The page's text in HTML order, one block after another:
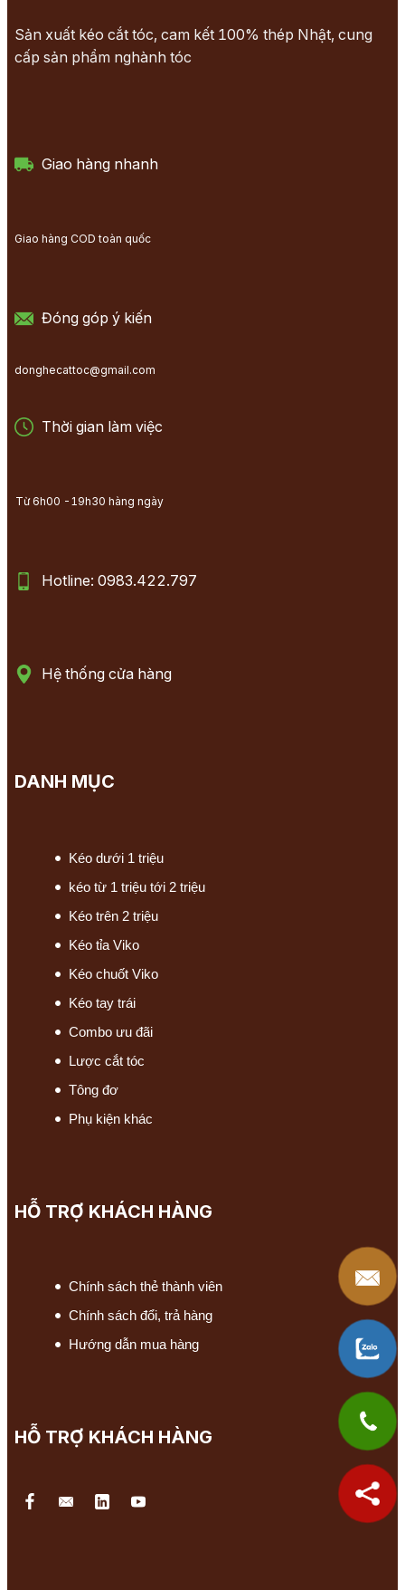
Sản xuất kéo cắt tóc, cam kết 100% thép Nhật, cung
cấp sản phẩm nghành tóc
Giao hàng nhanh
Giao hàng COD toàn quốc
Đóng góp ý kiến
donghecattoc@gmail.com
Thời gian làm việc
Từ 6h00 -19h30 hàng ngày
Hotline: 0983.422.797
Hệ thống cửa hàng
DANH MỤC
Kéo dưới 1 triệu
kéo từ 1 triệu tới 2 triệu
Kéo trên 2 triệu
Kéo tỉa Viko
Kéo chuốt Viko
Kéo tay trái
Combo ưu đãi
Lược cắt tóc
Tông đơ
Phụ kiện khác
HỖ TRỢ KHÁCH HÀNG
Chính sách thẻ thành viên
Chính sách đổi, trả hàng
Hướng dẫn mua hàng
HỖ TRỢ KHÁCH HÀNG